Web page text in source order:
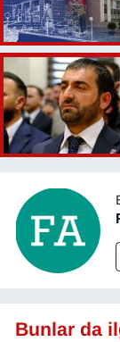
Bunlar da